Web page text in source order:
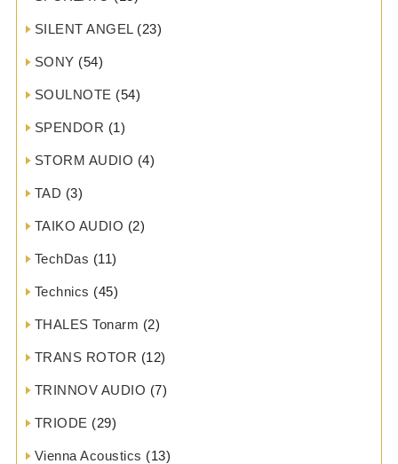
SILENT ANGEL(23)
SONY (54)
SOULNOTE (54)
SPENDOR (1)
STORM AUDIO (4)
TAD (3)
TAIKO AUDIO (2)
TechDas (11)
Technics (45)
THALES Tonarm (2)
TRANS ROTOR (12)
TRINNOV AUDIO (7)
TRIODE (29)
Vienna Acoustics (13)